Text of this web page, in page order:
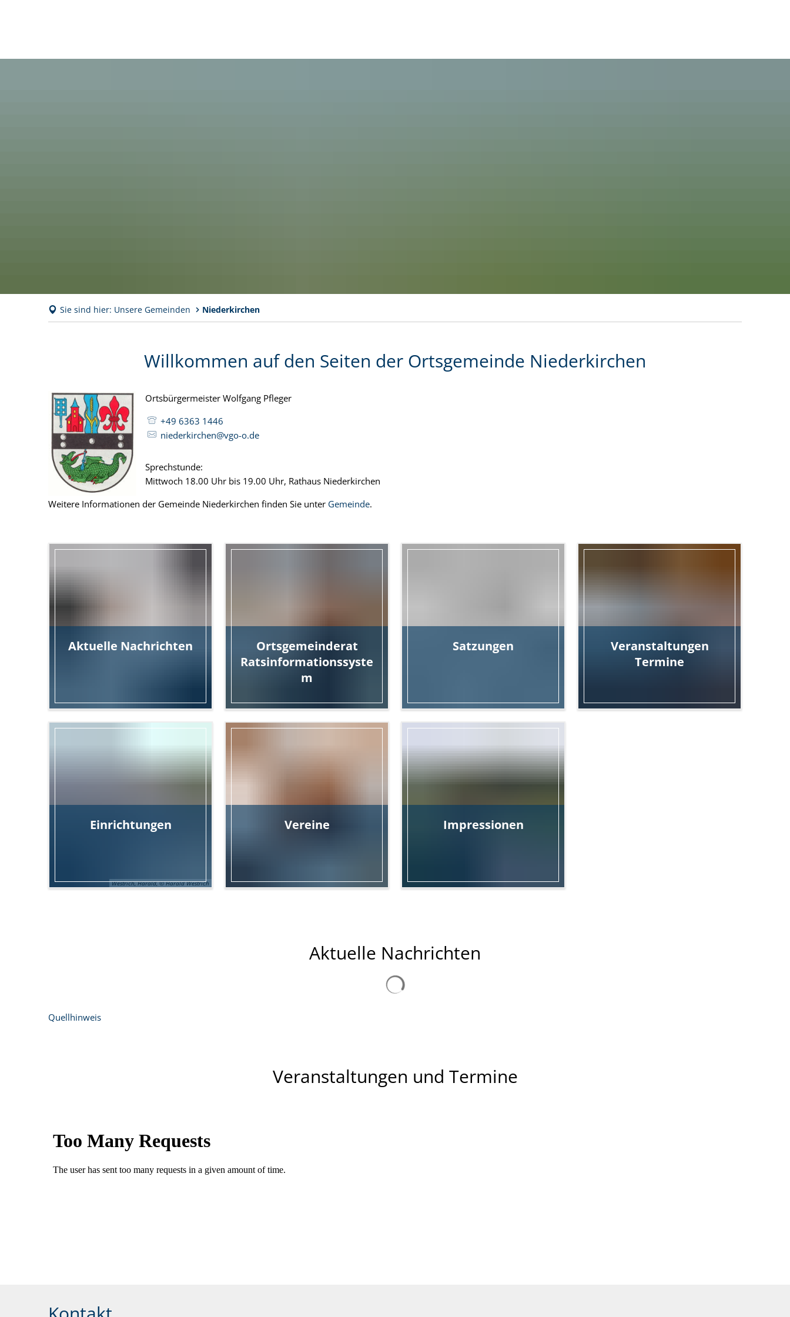
Sie sind hier: Unsere Gemeinden Niederkirchen
Willkommen auf den Seiten der Ortsgemeinde Niederkirchen
Ortsbürgermeister Wolfgang Pfleger
+49 6363 1446
niederkirchen@vgo-o.de
Sprechstunde:
Mittwoch 18.00 Uhr bis 19.00 Uhr, Rathaus Niederkirchen
Weitere Informationen der Gemeinde Niederkirchen finden Sie unter Gemeinde.
Aktuelle Nachrichten
Ortsgemeinderat
Ratsinformationssyste
m
Satzungen
Veranstaltungen
Termine
Westrich, Harald, © Harald Westrich
Einrichtungen Vereine Impressionen
Aktuelle Nachrichten
Quellhinweis
Veranstaltungen und Termine